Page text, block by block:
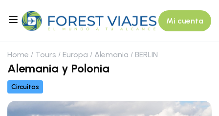
Mi cuenta
Home Tours Europa Alemania BERLIN
Alemania y Polonia
Circuitos